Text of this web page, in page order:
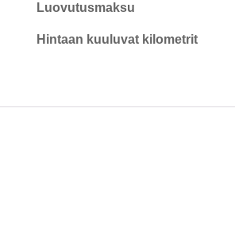
Luovutusmaksu
Hintaan kuuluvat kilometrit